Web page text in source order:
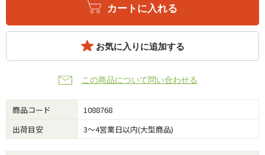
カートに入れる
お気に入りに追加する
この商品について問い合わせる
商品コード
1088768
出荷目安
3～4営業日以内(大型商品)